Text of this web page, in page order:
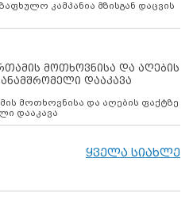
კამპანია მზისგან დაცვის
მოთხოვნისა და აღების
დააკავა
დააკავა
ყველა სიახლე